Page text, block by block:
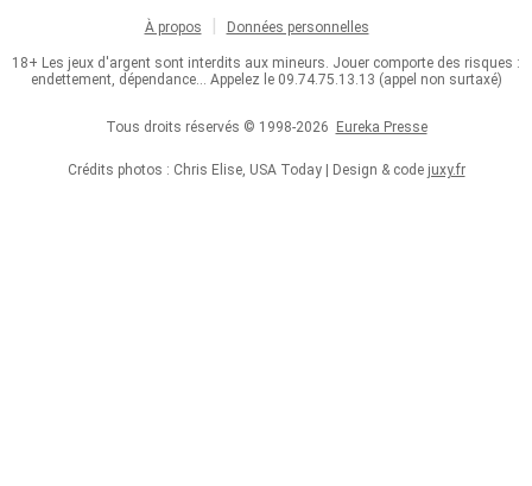
À propos Données personnelles
18+ Les jeux d'argent sont interdits aux mineurs. Jouer comporte des risques :
endettement, dépendance... Appelez le 09.74.75.13.13 (appel non surtaxé)
Tous droits réservés © 1998-2026 Eureka Presse
Crédits photos : Chris Elise, USA Today | Design & code juxy.fr